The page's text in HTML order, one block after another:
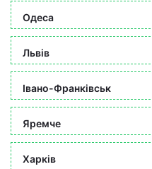
Одеса
Львів
Івано-Франківськ
Яремче
Харків